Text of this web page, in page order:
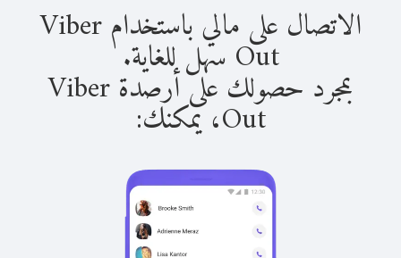
الاتصال على مالي باستخدام Viber
Out سهل للغاية.
بمجرد حصولك على أرصدة Viber
Out، يمكنك: